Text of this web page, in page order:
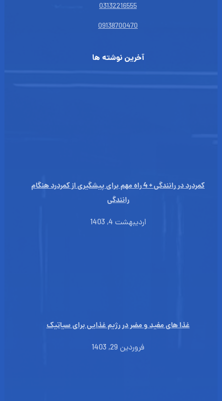
03132216555
09138700470
آخرین نوشته ها
کمردرد در رانندگی + 4 راه مهم برای پیشگیری از کمردرد هنگام
رانندگی
اردیبهشت 4, 1403
غذا های مفید و مضر در رژیم غذایی برای سیاتیک
فروردین 29, 1403